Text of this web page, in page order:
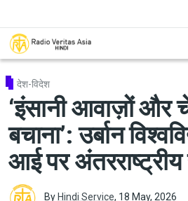
देश-विदेश
‘इंसानी आवाज़ों और
बचाना’: उर्बान
आई पर
By Hindi Service, 18 May, 2026